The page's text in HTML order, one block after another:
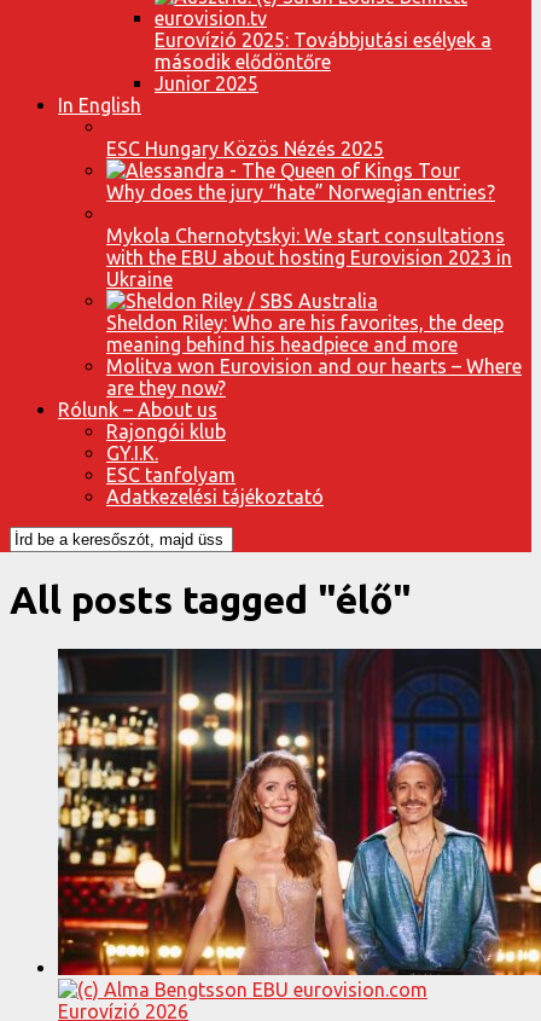
Eurovízió 2025: Továbbjutási esélyek a
második elődöntőre
Junior 2025
In English
ESC Hungary Közös Nézés 2025
Why does the jury “hate” Norwegian entries?
Mykola Chernotytskyi: We start consultations
with the EBU about hosting Eurovision 2023 in
Ukraine
Sheldon Riley: Who are his favorites, the deep
meaning behind his headpiece and more
Molitva won Eurovision and our hearts – Where
are they now?
Rólunk – About us
Rajongói klub
GY.I.K.
ESC tanfolyam
Adatkezelési tájékoztató
All posts tagged "élő"
Eurovízió 2026